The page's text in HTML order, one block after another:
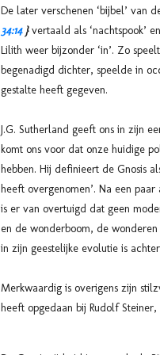
De later verschenen ‘bijbel’ van
34:14}vertaald als ‘nachtspook’
Lilith weer bijzonder ‘in’. Zo
begenadigd dichter, speelde in
gestalte heeft gegeven.
J.G. Sutherland geeft ons in zijn
komt ons voor dat onze huidige
hebben. Hij definieert de Gnosis
heeft overgenomen’. Na een
is er van overtuigd dat geen
en de wonderboom, de
in zijn geestelijke evolutie is
Merkwaardig is overigens zijn
heeft opgedaan bij Rudolf